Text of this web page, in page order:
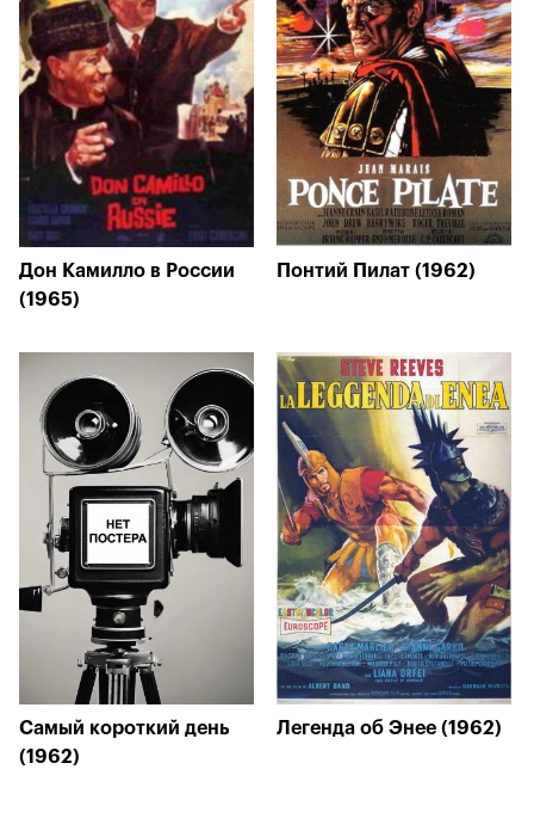
Дон Камилло в России
(1965)
Понтий Пилат (1962)
Самый короткий день
(1962)
Легенда об Энее (1962)